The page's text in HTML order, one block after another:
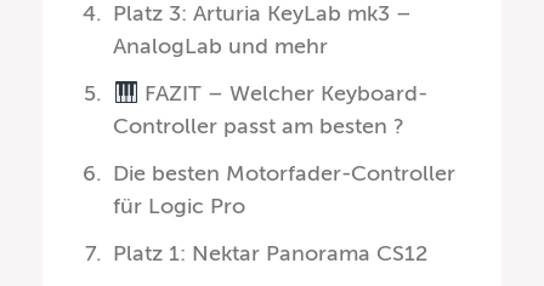
Platz 3: Arturia KeyLab mk3 –
AnalogLab und mehr
FAZIT – Welcher Keyboard-
Controller passt am besten ?
Die besten Motorfader-Controller
für Logic Pro
Platz 1: Nektar Panorama CS12